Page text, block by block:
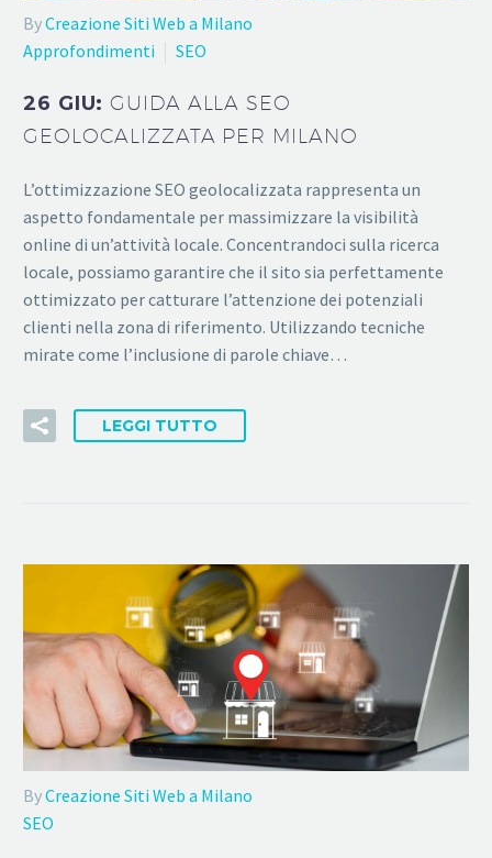
ByCreazione Siti Web a Milano
Approfondimenti
SEO
26 GIU:GUIDA ALLA SEO
GEOLOCALIZZATA PER MILANO
L’ottimizzazione SEO geolocalizzata rappresenta un
aspetto fondamentale per massimizzare la visibilità
online di un’attività locale. Concentrandoci sulla ricerca
locale, possiamo garantire che il sito sia perfettamente
ottimizzato per catturare l’attenzione dei potenziali
clienti nella zona di riferimento. Utilizzando tecniche
mirate come l’inclusione di parole chiave…
LEGGI TUTTO
ByCreazione Siti Web a Milano
SEO